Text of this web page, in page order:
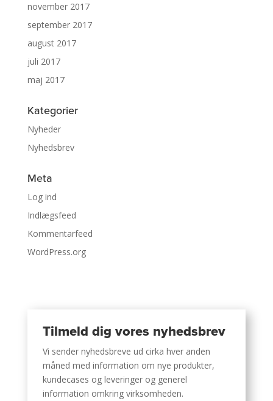
november 2017
september 2017
august 2017
juli 2017
maj 2017
Kategorier
Nyheder
Nyhedsbrev
Meta
Log ind
Indlægsfeed
Kommentarfeed
WordPress.org
Tilmeld dig vores nyhedsbrev
Vi sender nyhedsbreve ud cirka hver anden
måned med information om nye produkter,
kundecases og leveringer og generel
information omkring virksomheden.